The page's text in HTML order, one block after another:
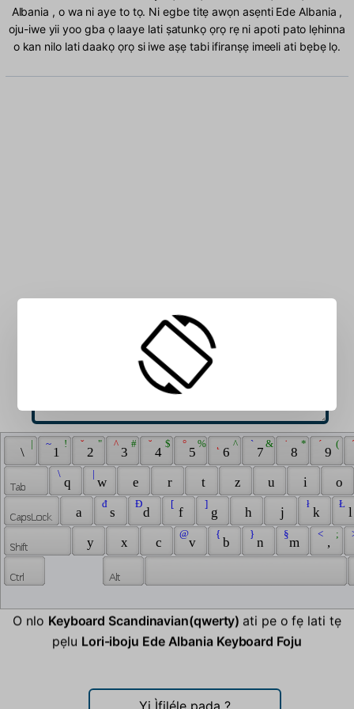
Albania , o wa ni aye to tọ. Ni egbe titẹ awọn asẹnti Ede Albania ,
oju-iwe yii yoo gba ọ laaye lati ṣatunkọ ọrọ rẹ ni apoti pato lẹhinna
o kan nilo lati daakọ ọrọ si iwe aṣẹ tabi ifiranṣẹ imeeli ati bẹbẹ lọ.
Tẹ awọn ohun kikọ Ede Albania sinu apoti:
\
|
1
!
~
2
"
ˇ
3
#
^
4
$
˘
5
%
°
6
^
7
&
`
8
*
˙
9
(
´
q
\
w
|
e r t z u i
o
a
s
đ
d
Đ
f
[
g
]
h j k
ł Ł
y x c v
@
b
{
n
}
m
§
,
;
<
O nlo Keyboard Scandinavian(qwerty) ati pe o fẹ lati tẹ
pẹlu Lori-iboju Ede Albania Keyboard Foju
Yi Ìfilélẹ pada ?